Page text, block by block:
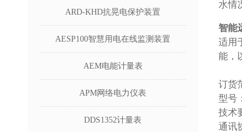
ARD-KHD抗晃电保护装置
AESP100智慧用电在线监测装置
AEM电能计量表
APM网络电力仪表
DDS1352计量表
水情
智能
适用
能，
订货
型号
技术
通讯